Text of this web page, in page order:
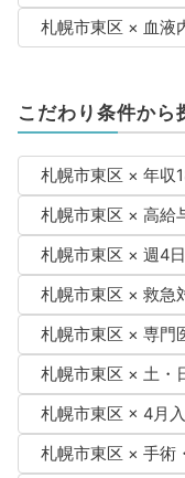
札幌市東区 × 血液
こだわり条件から
札幌市東区 × 年収
札幌市東区 × 高給
札幌市東区 × 週4
札幌市東区 × 救急
札幌市東区 × 専門
札幌市東区 × 土・
札幌市東区 × 4月
札幌市東区 × 手術